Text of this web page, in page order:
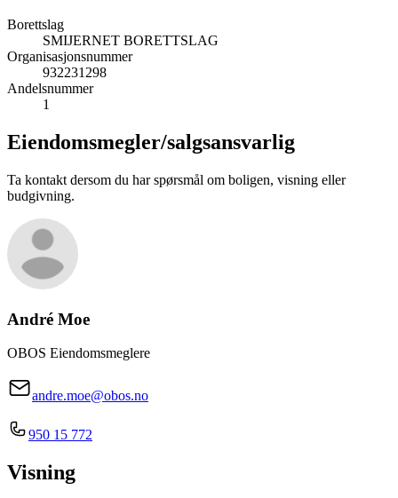
Borettslag
SMIJERNET BORETTSLAG
Organisasjonsnummer
932231298
Andelsnummer
1
Eiendomsmegler/salgsansvarlig
Ta kontakt dersom du har spørsmål om boligen, visning eller
budgivning.
André Moe
OBOS Eiendomsmeglere
andre.moe@obos.no
950 15 772
Visning